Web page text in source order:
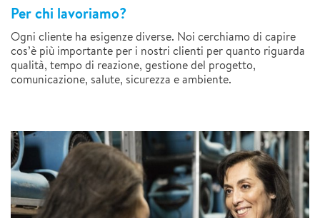
Per chi lavoriamo?
Ogni cliente ha esigenze diverse. Noi cerchiamo di capire
cos’è più importante per i nostri clienti per quanto riguarda
qualità, tempo di reazione, gestione del progetto,
comunicazione, salute, sicurezza e ambiente.